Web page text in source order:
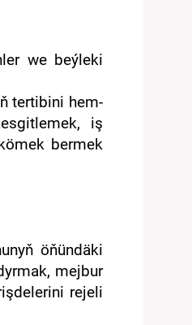
we beýleki
tertibini hem-
iş
bermek
öňündäki
mejbur
rejeli